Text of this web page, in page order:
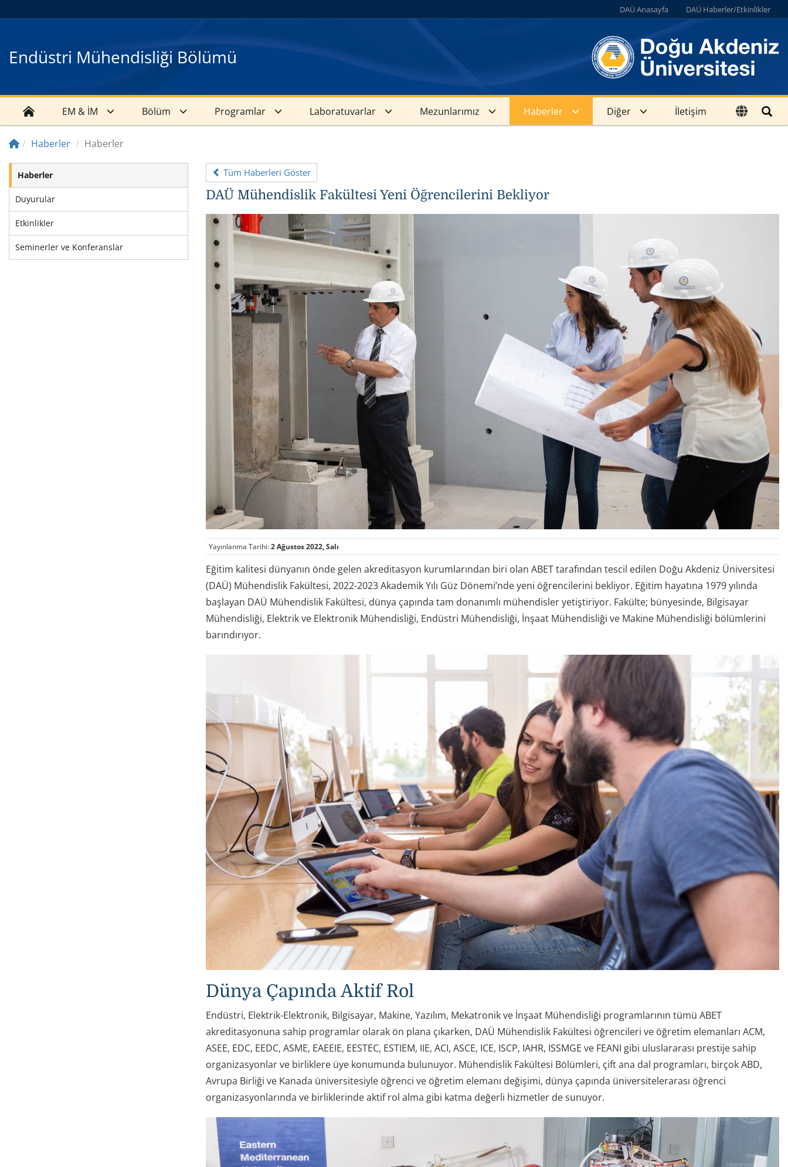
DAÜ Anasayfa DAÜ Haberler/Etkinlikler
Endüstri Mühendisliği Bölümü
EM & İM Bölüm Programlar Laboratuvarlar Mezunlarımız Haberler Diğer İletişim
Haberler Haberler
Haberler
Duyurular
Etkinlikler
Seminerler ve Konferanslar
Tüm Haberleri Göster
DAÜ Mühendislik Fakültesi Yeni Öğrencilerini Bekliyor
Yayınlanma Tarihi:2 Ağustos 2022, Salı
Eğitim kalitesi dünyanın önde gelen akreditasyon kurumlarından biri olan ABET tarafından tescil edilen Doğu Akdeniz Üniversitesi
(DAÜ) Mühendislik Fakültesi, 2022-2023 Akademik Yılı Güz Dönemi’nde yeni öğrencilerini bekliyor. Eğitim hayatına 1979 yılında
başlayan DAÜ Mühendislik Fakültesi, dünya çapında tam donanımlı mühendisler yetiştiriyor. Fakülte; bünyesinde, Bilgisayar
Mühendisliği, Elektrik ve Elektronik Mühendisliği, Endüstri Mühendisliği, İnşaat Mühendisliği ve Makine Mühendisliği bölümlerini
barındırıyor.
Dünya Çapında Aktif Rol
Endüstri, Elektrik-Elektronik, Bilgisayar, Makine, Yazılım, Mekatronik ve İnşaat Mühendisliği programlarının tümü ABET
akreditasyonuna sahip programlar olarak ön plana çıkarken, DAÜ Mühendislik Fakültesi öğrencileri ve öğretim elemanları ACM,
ASEE, EDC, EEDC, ASME, EAEEIE, EESTEC, ESTIEM, IIE, ACI, ASCE, ICE, ISCP, IAHR, ISSMGE ve FEANI gibi uluslararası prestije sahip
organizasyonlar ve birliklere üye konumunda bulunuyor. Mühendislik Fakültesi Bölümleri, çift ana dal programları, birçok ABD,
Avrupa Birliği ve Kanada üniversitesiyle öğrenci ve öğretim elemanı değişimi, dünya çapında üniversitelerarası öğrenci
organizasyonlarında ve birliklerinde aktif rol alma gibi katma değerli hizmetler de sunuyor.